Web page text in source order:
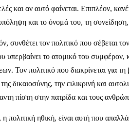
και αν αυτό φαίνεται. Επιπλέον,
και το όνομά του, τη συνείδηση,
συνθέτει τον πολιτικό που σέβεται
υπερβαίνει το ατομικό του συμφέρον,
Τον πολιτικό που διακρίνεται για
δικαιοσύνης, την ειλικρινή και
πίστη στην πατρίδα και τους
πολιτική ηθική, είναι αυτή που